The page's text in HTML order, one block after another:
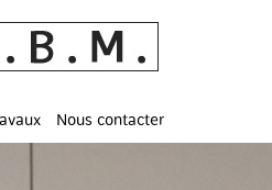
Nous contacter